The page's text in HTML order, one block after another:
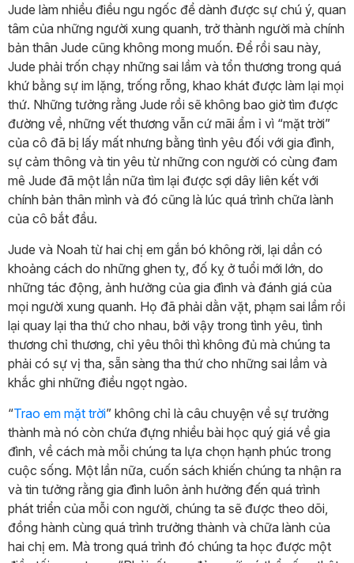
Jude làm nhiều điều ngu ngốc để dành được sự chú ý, quan
tâm của những người xung quanh, trở thành người mà chính
bản thân Jude cũng không mong muốn. Để rồi sau này,
Jude phải trốn chạy những sai lầm và tổn thương trong quá
khứ bằng sự im lặng, trống rỗng, khao khát được làm lại mọi
thứ. Những tưởng rằng Jude rồi sẽ không bao giờ tìm được
đường về, những vết thương vẫn cứ mãi ẩm ỉ vì “mặt trời”
của cô đã bị lấy mất nhưng bằng tình yêu đối với gia đình,
sự cảm thông và tin yêu từ những con người có cùng đam
mê Jude đã một lần nữa tìm lại được sợi dây liên kết với
chính bản thân mình và đó cũng là lúc quá trình chữa lành
của cô bắt đầu.
Jude và Noah từ hai chị em gắn bó không rời, lại dần có
khoảng cách do những ghen tỵ, đố kỵ ở tuổi mới lớn, do
những tác động, ảnh hưởng của gia đình và đánh giá của
mọi người xung quanh. Họ đã phải dằn vặt, phạm sai lầm rồi
lại quay lại tha thứ cho nhau, bởi vậy trong tình yêu, tình
thương chỉ thương, chỉ yêu thôi thì không đủ mà chúng ta
phải có sự vị tha, sẵn sàng tha thứ cho những sai lầm và
khắc ghi những điều ngọt ngào.
“Trao em mặt trời” không chỉ là câu chuyện về sự trưởng
thành mà nó còn chứa đựng nhiều bài học quý giá về gia
đình, về cách mà mỗi chúng ta lựa chọn hạnh phúc trong
cuộc sống. Một lần nữa, cuốn sách khiến chúng ta nhận ra
và tin tưởng rằng gia đình luôn ảnh hưởng đến quá trình
phát triển của mỗi con người, chúng ta sẽ được theo dõi,
đồng hành cùng quá trình trưởng thành và chữa lành của
hai chị em. Mà trong quá trình đó chúng ta học được một